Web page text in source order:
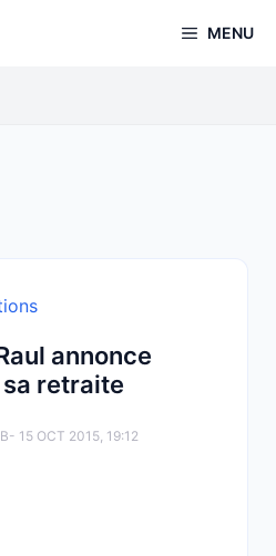
MENU
annonce
retraite
- 15 OCT 2015, 19:12